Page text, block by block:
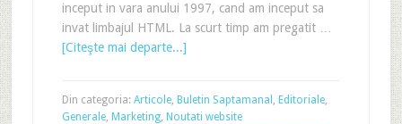
inceput in vara anului 1997, cand am inceput sa
invat limbajul HTML. La scurt timp am pregatit …
[Citeşte mai departe...]
Din categoria: Articole, Buletin Saptamanal , Editoriale,
Generale, Marketing, Noutati website